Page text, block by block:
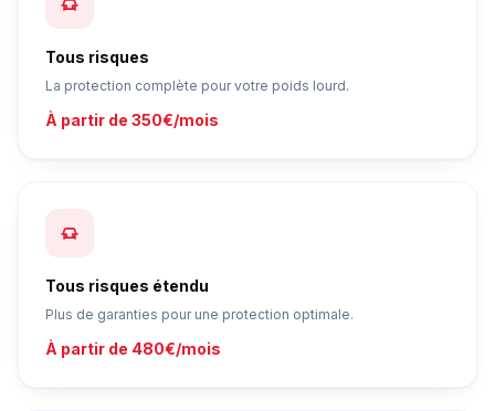
Tous risques
La protection complète pour votre poids lourd.
À partir de 350€/mois
Tous risques étendu
Plus de garanties pour une protection optimale.
À partir de 480€/mois